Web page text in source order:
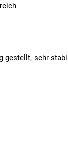
gestellt, sehr